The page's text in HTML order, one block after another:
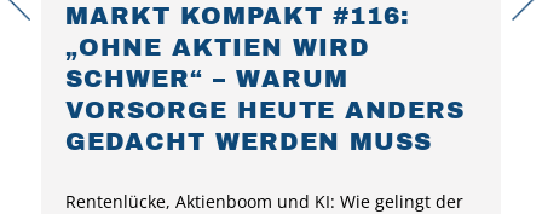
MARKT KOMPAKT #116:
„OHNE AKTIEN WIRD
SCHWER“ – WARUM
VORSORGE HEUTE ANDERS
GEDACHT WERDEN MUSS
Rentenlücke, Aktienboom und KI: Wie gelingt der